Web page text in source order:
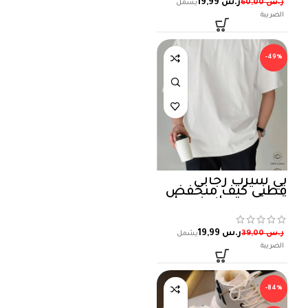
ر.س60,00 ر.س
-49%
تي شيرت رجالي
قطني كتف منخفض
تي شيرت بلاين صلب
ر.س39,00 ر.س
-84%